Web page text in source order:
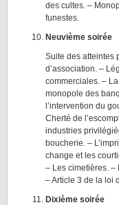
des cultes. –
funestes.
Neuvième soirée
Suite des atteintes
d’association. –
commerciales. –
monopole des
l’intervention du
Cherté de
industries
boucherie. –
change et les
– Les cimetières. –
– Article 3 de la loi
Dixième soirée